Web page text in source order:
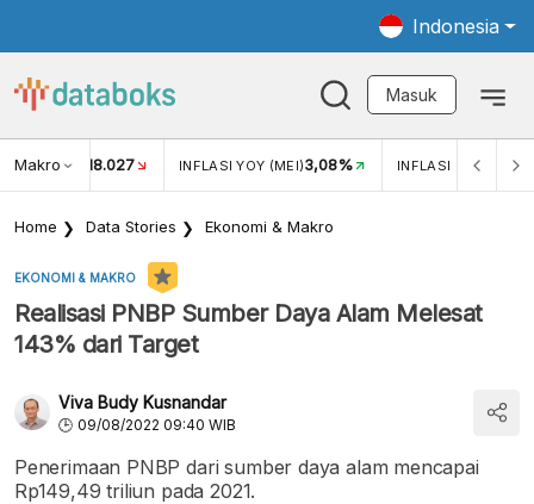
Indonesia
Masuk
Makro
USD/IDR 18.027 INFLASI YOY (MEI)3,08% INFLASI MOM (MEI)
Home Data Stories Ekonomi & Makro
EKONOMI & MAKRO
Realisasi PNBP Sumber Daya Alam Melesat
143% dari Target
Viva Budy Kusnandar
09/08/2022 09:40 WIB
Penerimaan PNBP dari sumber daya alam mencapai
Rp149,49 triliun pada 2021.